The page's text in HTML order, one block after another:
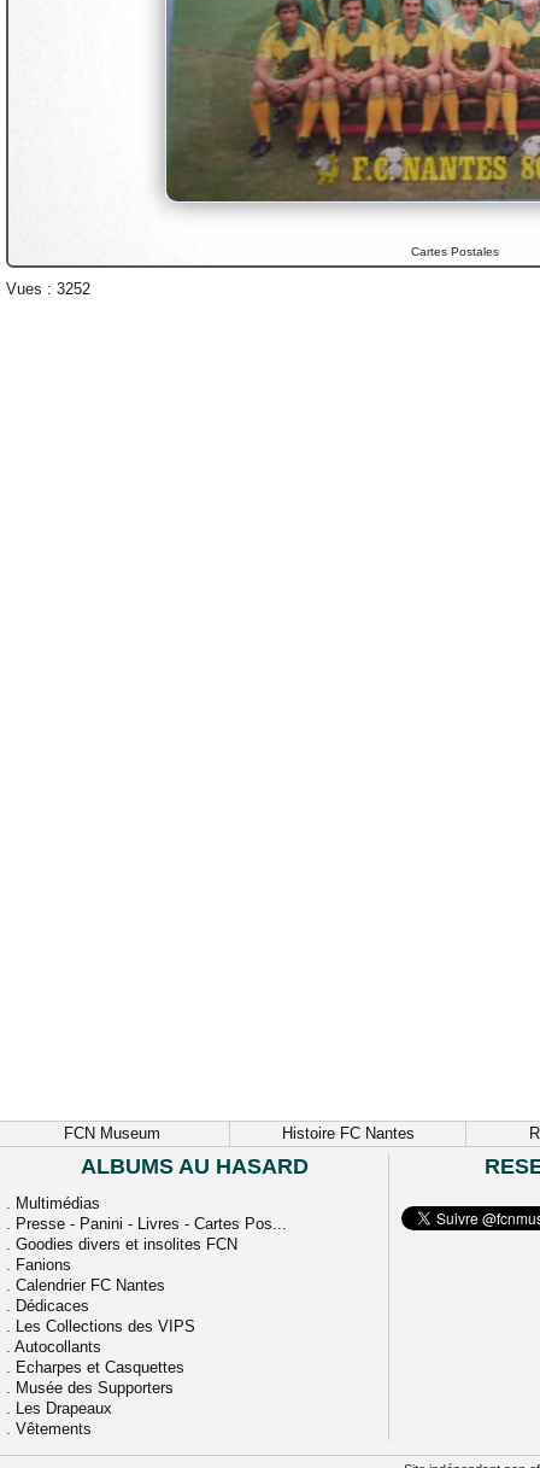
Cartes Postales
Vues : 3252
FCN Museum Histoire FC Nantes
ALBUMS AU HASARD
. Multimédias
. Presse - Panini - Livres - Cartes Pos...
. Goodies divers et insolites FCN
. Fanions
. Calendrier FC Nantes
. Dédicaces
. Les Collections des VIPS
. Autocollants
. Echarpes et Casquettes
. Musée des Supporters
. Les Drapeaux
. Vêtements